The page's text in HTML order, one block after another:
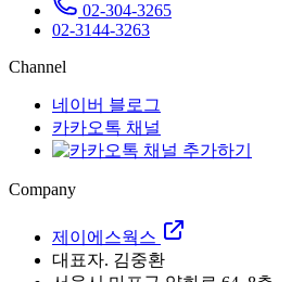
02-304-3265
02-3144-3263
Channel
네이버 블로그
카카오톡 채널
Company
제이에스웍스
대표자. 김중환